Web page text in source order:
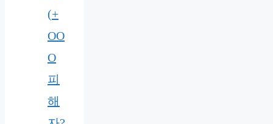
(+
OO
O
피
해